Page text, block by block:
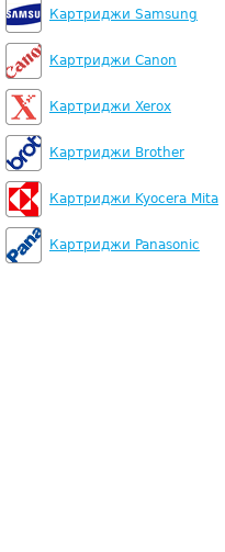
Картриджи Samsung
Картриджи Canon
Картриджи Xerox
Картриджи Brother
Картриджи Kyocera Mita
Картриджи Panasonic